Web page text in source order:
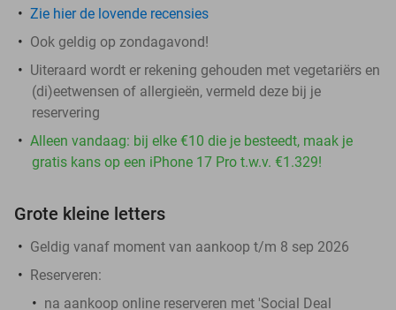
Zie hier de lovende recensies
Ook geldig op zondagavond!
Uiteraard wordt er rekening gehouden met vegetariërs en
(di)eetwensen of allergieën, vermeld deze bij je
reservering
Alleen vandaag: bij elke €10 die je besteedt, maak je
gratis kans op een iPhone 17 Pro t.w.v. €1.329!
Grote kleine letters
Geldig vanaf moment van aankoop t/m 8 sep 2026
Reserveren:
na aankoop online reserveren met 'Social Deal